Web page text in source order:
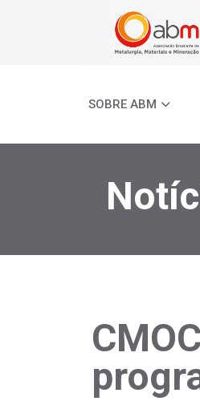
SOBRE ABM